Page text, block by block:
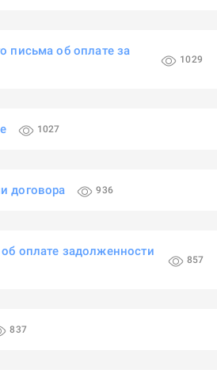
письма об оплате за
1029
1027
договора 936
оплате задолженности
857
837